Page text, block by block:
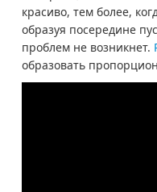
красиво, тем более,
образуя посередине
проблем не возникнет.
образовать